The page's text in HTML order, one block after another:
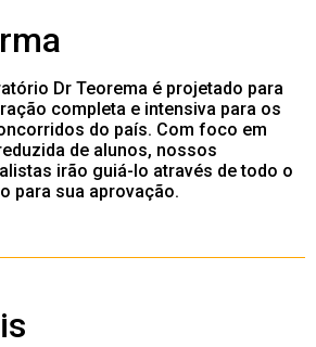
Dr Teorema é projetado para
completa e intensiva para os
do país. Com foco em
de alunos, nossos
irão guiá-lo através de todo o
para sua aprovação.